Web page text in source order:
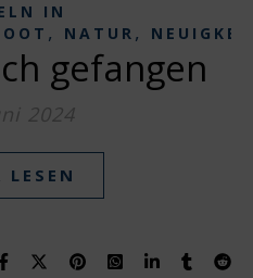
IN
, NATUR ,
gefangen
2024
LESEN